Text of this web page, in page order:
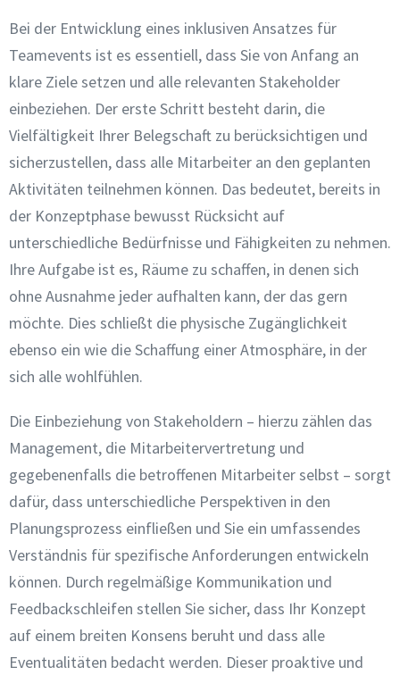
Bei der Entwicklung eines inklusiven Ansatzes für
Teamevents ist es essentiell, dass Sie von Anfang an
klare Ziele setzen und alle relevanten Stakeholder
einbeziehen. Der erste Schritt besteht darin, die
Vielfältigkeit Ihrer Belegschaft zu berücksichtigen und
sicherzustellen, dass alle Mitarbeiter an den geplanten
Aktivitäten teilnehmen können. Das bedeutet, bereits in
der Konzeptphase bewusst Rücksicht auf
unterschiedliche Bedürfnisse und Fähigkeiten zu nehmen.
Ihre Aufgabe ist es, Räume zu schaffen, in denen sich
ohne Ausnahme jeder aufhalten kann, der das gern
möchte. Dies schließt die physische Zugänglichkeit
ebenso ein wie die Schaffung einer Atmosphäre, in der
sich alle wohlfühlen.
Die Einbeziehung von Stakeholdern – hierzu zählen das
Management, die Mitarbeitervertretung und
gegebenenfalls die betroffenen Mitarbeiter selbst – sorgt
dafür, dass unterschiedliche Perspektiven in den
Planungsprozess einfließen und Sie ein umfassendes
Verständnis für spezifische Anforderungen entwickeln
können. Durch regelmäßige Kommunikation und
Feedbackschleifen stellen Sie sicher, dass Ihr Konzept
auf einem breiten Konsens beruht und dass alle
Eventualitäten bedacht werden. Dieser proaktive und